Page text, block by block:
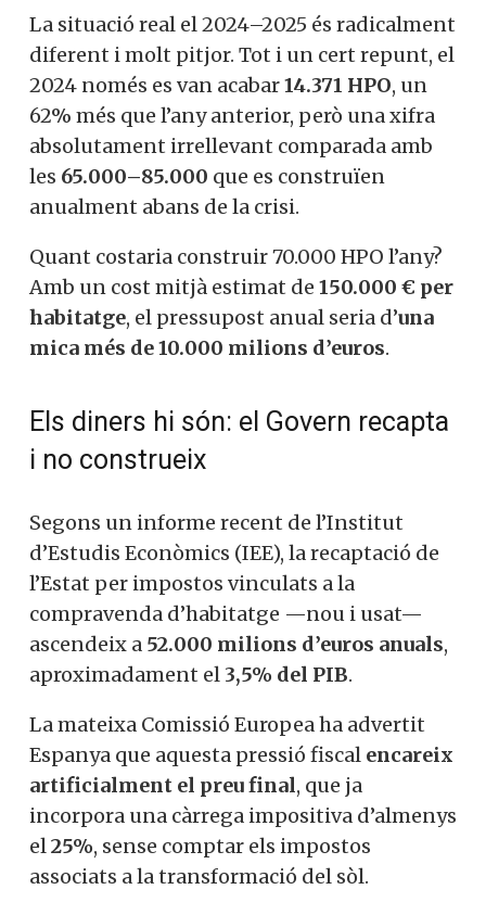
La situació real el 2024–2025 és radicalment
diferent i molt pitjor. Tot i un cert repunt, el
2024 només es van acabar14.371 HPO, un
62% més que l’any anterior, però una xifra
absolutament irrellevant comparada amb
les 65.000–85.000 que es construïen
anualment abans de la crisi.
Quant costaria construir 70.000 HPO l’any?
Amb un cost mitjà estimat de 150.000 € per
habitatge, el pressupost anual seria d’una
mica més de 10.000 milions d’euros.
Els diners hi són: el Govern recapta
i no construeix
Segons un informe recent de l’Institut
d’Estudis Econòmics (IEE), la recaptació de
l’Estat per impostos vinculats a la
compravenda d’habitatge —nou i usat—
ascendeix a 52.000 milions d’euros anuals,
aproximadament el 3,5% del PIB.
La mateixa Comissió Europea ha advertit
Espanya que aquesta pressió fiscal encareix
artificialment el preu final, que ja
incorpora una càrrega impositiva d’almenys
el25%, sense comptar els impostos
associats a la transformació del sòl.